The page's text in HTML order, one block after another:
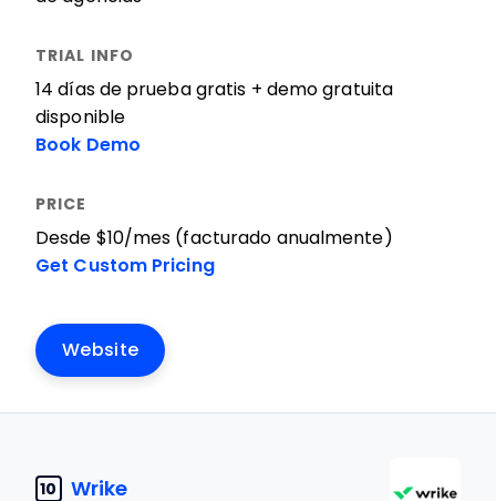
14 días de prueba gratis + demo gratuita
disponible
Book Demo
Desde $10/mes (facturado anualmente)
Get Custom Pricing
Website
10 Wrike